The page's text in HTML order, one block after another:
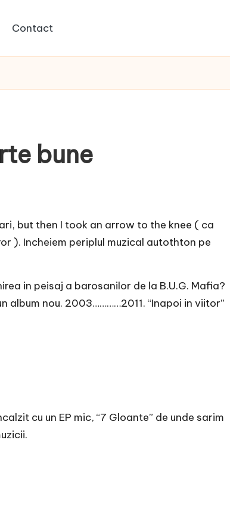
Contact
bune
but then I took an arrow to the knee ( ca
). Incheiem periplul muzical autothton pe
in peisaj a barosanilor de la B.U.G. Mafia?
album nou. 2003…………2011. “Inapoi in viitor”
cu un EP mic, “7 Gloante” de unde sarim